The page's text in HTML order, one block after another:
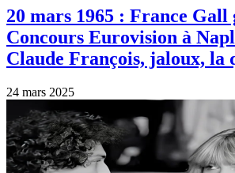
Découvrez « La
chanson inédite de France
composée par Michel
50 ans après son
25 octobre 2024